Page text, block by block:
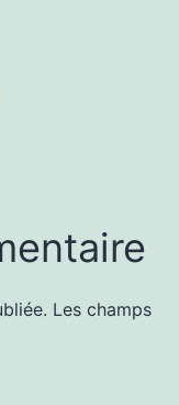
Les champs